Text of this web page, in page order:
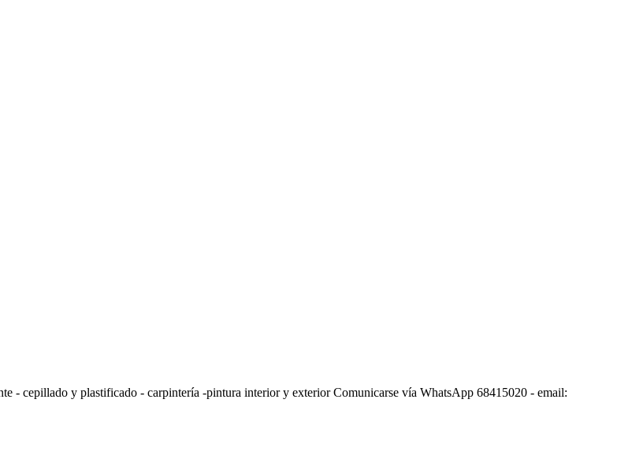
- cepillado y plastificado - carpintería -pintura interior y exterior Comunicarse vía WhatsApp 68415020 - email: